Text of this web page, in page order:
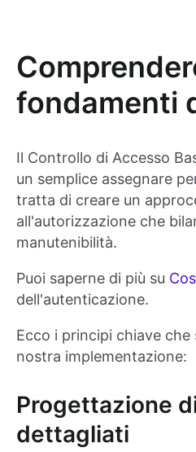
fondamenti
Il Controllo di Accesso
un semplice assegnare
tratta di creare un
all'autorizzazione che
manutenibilità.
Puoi saperne di più su
dell'autenticazione.
Ecco i principi chiave che
nostra implementazione:
Progettazione
dettagliati